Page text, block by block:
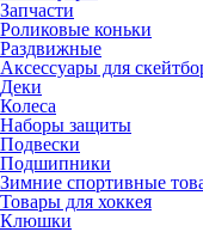
Запчасти
Роликовые коньки
Раздвижные
Аксессуары для
Деки
Колеса
Наборы защиты
Подвески
Подшипники
Зимние спортивные
Товары для хоккея
Клюшки